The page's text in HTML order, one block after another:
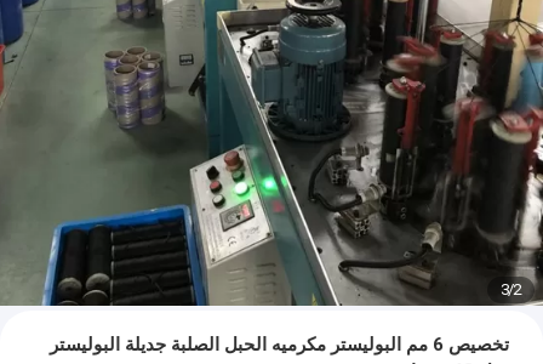
2
/
3
تخصيص 6 مم البوليستر مكرميه الحبل الصلبة جديلة البوليستر